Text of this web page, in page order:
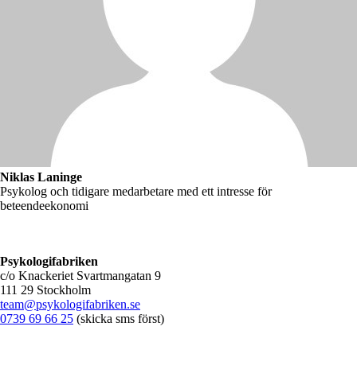
Niklas Laninge
Psykolog och tidigare medarbetare med ett intresse för
beteendeekonomi
Psykologifabriken
c/o Knackeriet Svartmangatan 9
111 29 Stockholm
team@psykologifabriken.se
0739 69 66 25 (skicka sms först)